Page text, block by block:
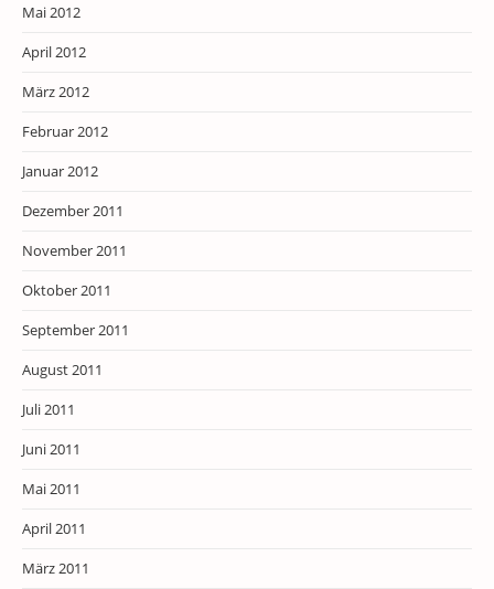
Mai 2012
April 2012
März 2012
Februar 2012
Januar 2012
Dezember 2011
November 2011
Oktober 2011
September 2011
August 2011
Juli 2011
Juni 2011
Mai 2011
April 2011
März 2011